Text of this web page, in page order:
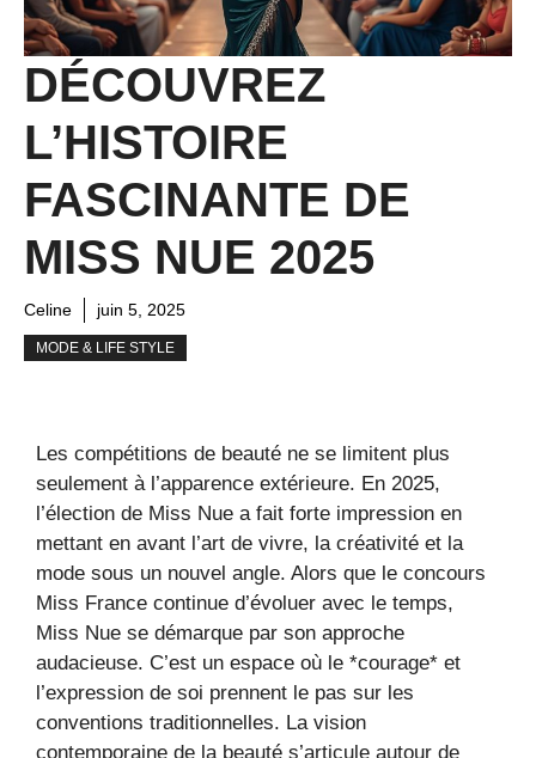
DÉCOUVREZ
L’HISTOIRE
FASCINANTE DE
MISS NUE 2025
Celine juin 5, 2025
MODE & LIFE STYLE
Les compétitions de beauté ne se limitent plus
seulement à l’apparence extérieure. En 2025,
l’élection de Miss Nue a fait forte impression en
mettant en avant l’art de vivre, la créativité et la
mode sous un nouvel angle. Alors que le concours
Miss France continue d’évoluer avec le temps,
Miss Nue se démarque par son approche
audacieuse. C’est un espace où le *courage* et
l’expression de soi prennent le pas sur les
conventions traditionnelles. La vision
contemporaine de la beauté s’articule autour de